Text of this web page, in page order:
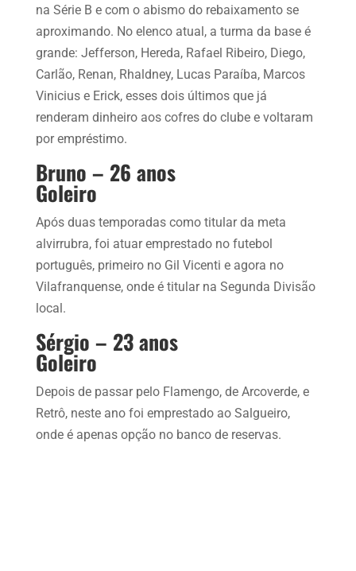
na Série B e com o abismo do rebaixamento se
aproximando. No elenco atual, a turma da base é
grande: Jefferson, Hereda, Rafael Ribeiro, Diego,
Carlão, Renan, Rhaldney, Lucas Paraíba, Marcos
Vinicius e Erick, esses dois últimos que já
renderam dinheiro aos cofres do clube e voltaram
por empréstimo.
Bruno – 26 anos
Goleiro
Após duas temporadas como titular da meta
alvirrubra, foi atuar emprestado no futebol
português, primeiro no Gil Vicenti e agora no
Vilafranquense, onde é titular na Segunda Divisão
local.
Sérgio – 23 anos
Goleiro
Depois de passar pelo Flamengo, de Arcoverde, e
Retrô, neste ano foi emprestado ao Salgueiro,
onde é apenas opção no banco de reservas.